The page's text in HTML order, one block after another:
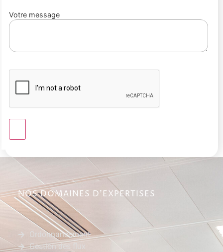
Votre message
NOS DOMAINES D'EXPERTISES
Ordonnancement
Gestion des flux